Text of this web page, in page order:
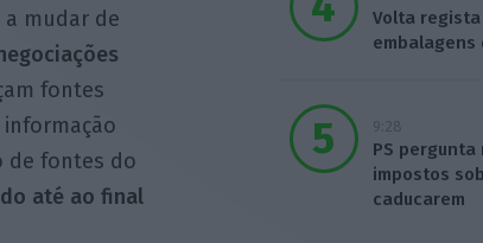
mudar de
fontes
de fontes do
até ao final
Volta regista
embalagens
9:28
PS pergunta
impostos
caducarem